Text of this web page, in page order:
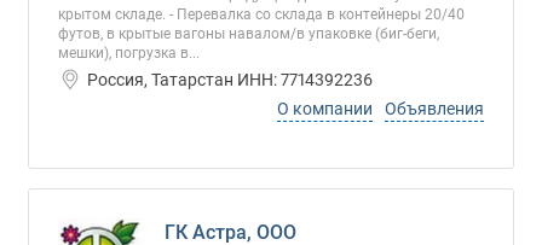
крытом складе. - Перевалка со склада в контейнеры 20/40
футов, в крытые вагоны навалом/в упаковке (биг-беги,
мешки), погрузка в...
Россия, Татарстан ИНН: 7714392236
О компании
Объявления
ГК Астра, ООО